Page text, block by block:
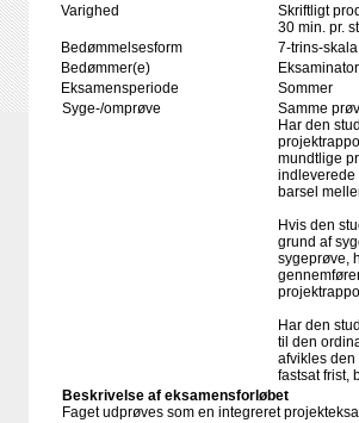
Varighed
Skriftligt
30 min. pr.
Bedømmelsesform
7-trins-skala
Bedømmer(e)
Eksamensperiode
Sommer
Syge-/omprøve
Samme
Har den
mundtlige
indleverede
barsel
Hvis den
grund af
sygeprøve,
Har den
til den
afvikles
fastsat frist,
Beskrivelse af eksamensforløbet
Faget udprøves som en integreret